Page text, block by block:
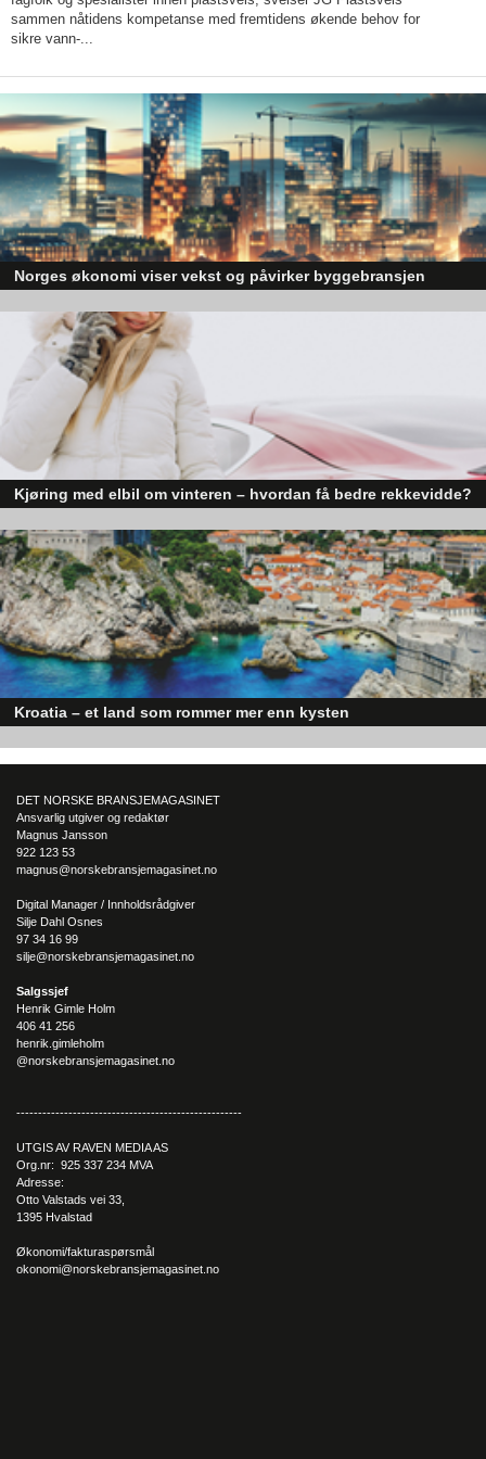
sammen nåtidens kompetanse med fremtidens økende behov for
sikre vann-...
Norges økonomi viser vekst og påvirker byggebransjen
skaper optimisme på tvers av ulike sektorer. Byggebransjen er spesielt
posisjonert til å dra nytte av denne økonomiske oppgangen.
Kjøring med elbil om vinteren – hvordan få bedre rekkevidde?
utfordrende vinterforhold kan være en utfordring.
Kroatia – et land som rommer mer enn kysten
DET NORSKE BRANSJEMAGASINET
Ansvarlig utgiver og redaktør
Magnus Jansson
922 123 53
magnus@norskebransjemagasinet.no
Digital Manager / Innholdsrådgiver
Silje Dahl Osnes
97 34 16 99
silje@norskebransjemagasinet.no
Salgssjef
Henrik Gimle Holm
406 41 256
henrik.gimleholm
@norskebransjemagasinet.no
----------------------------------------------------
UTGIS AV RAVEN MEDIA AS
Org.nr: 925 337 234 MVA
Adresse:
Otto Valstads vei 33,
1395 Hvalstad
Økonomi/fakturaspørsmål
okonomi@norskebransjemagasinet.no